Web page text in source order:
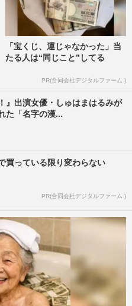
「宝くじ、運じゃなかった」当
たる人は“同じこと”してる
PR(合同会社デジタルファーム )
』出演女優・しゅはまはるみが
た「名字の漢...
買っている限り変わらない
PR(合同会社デジタルファーム )